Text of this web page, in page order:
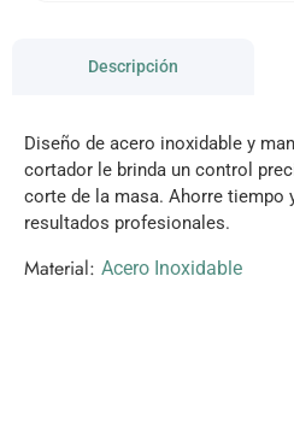
Descripción
Diseño de acero inoxidable y
cortador le brinda un control
corte de la masa. Ahorre tiempo
resultados profesionales.
Material: Acero Inoxidable